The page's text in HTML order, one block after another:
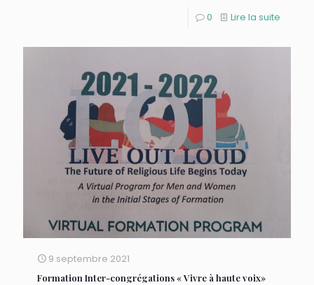
0 Lire la suite
9 septembre 2021
Formation Inter-congrégations « Vivre à haute voix»